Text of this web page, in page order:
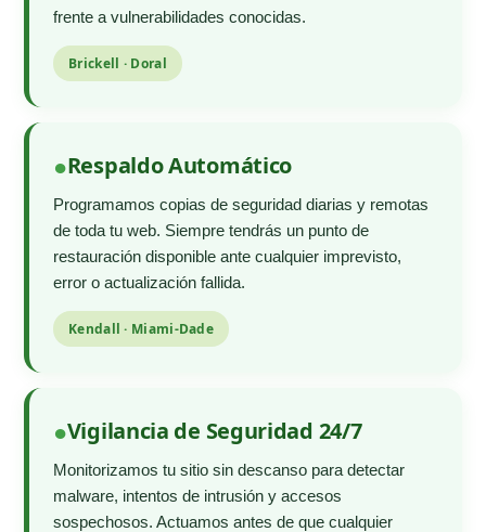
frente a vulnerabilidades conocidas.
Brickell · Doral
Respaldo Automático
Programamos copias de seguridad diarias y remotas
de toda tu web. Siempre tendrás un punto de
restauración disponible ante cualquier imprevisto,
error o actualización fallida.
Kendall · Miami-Dade
Vigilancia de Seguridad 24/7
Monitorizamos tu sitio sin descanso para detectar
malware, intentos de intrusión y accesos
sospechosos. Actuamos antes de que cualquier